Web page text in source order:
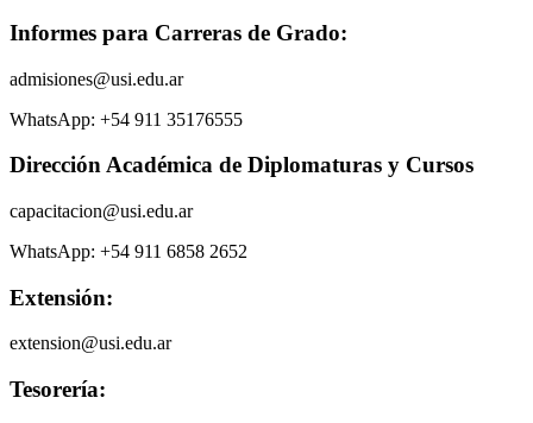
Informes para Carreras de Grado:
admisiones@usi.edu.ar
WhatsApp: +54 911 35176555
Dirección Académica de Diplomaturas y Cursos
capacitacion@usi.edu.ar
WhatsApp: +54 911 6858 2652
Extensión:
extension@usi.edu.ar
Tesorería: